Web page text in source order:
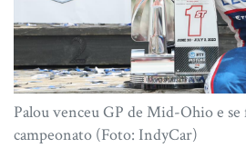
Palou venceu GP de Mid-Ohio e
campeonato (Foto: IndyCar)